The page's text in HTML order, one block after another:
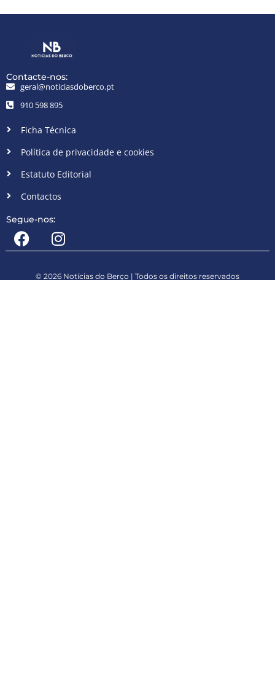
Contacte-nos:
geral@noticiasdoberco.pt
910 598 895
Ficha Técnica
Política de privacidade e cookies
Estatuto Editorial
Contactos
Segue-nos:
© 2026 Notícias do Berço | Todos os direitos reservados